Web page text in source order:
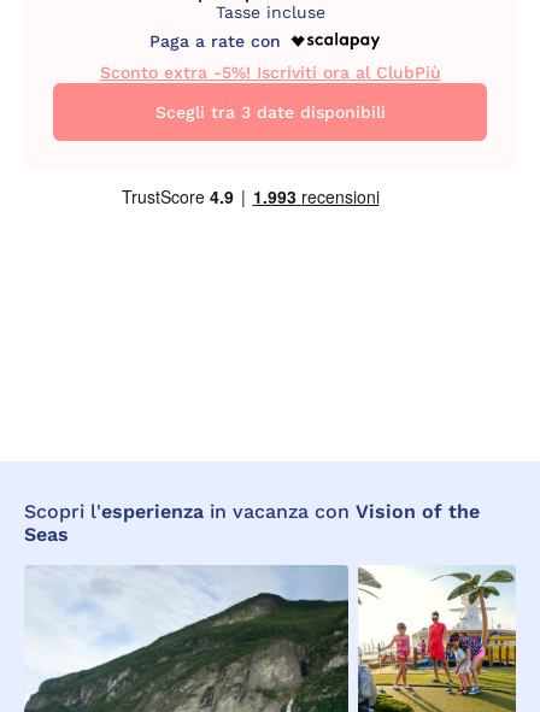
Tasse incluse
Paga a rate con
Sconto extra -5%! Iscriviti ora al ClubPiù
Scegli tra 3 date disponibili
Scopri l'esperienza in vacanza con Vision of the
Seas